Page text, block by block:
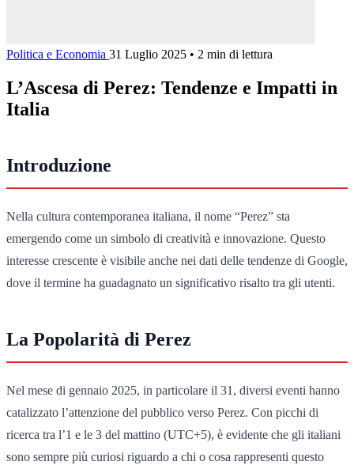
Politica e Economia 31 Luglio 2025 • 2 min di lettura
L’Ascesa di Perez: Tendenze e Impatti in
Italia
Introduzione
Nella cultura contemporanea italiana, il nome “Perez” sta
emergendo come un simbolo di creatività e innovazione. Questo
interesse crescente è visibile anche nei dati delle tendenze di Google,
dove il termine ha guadagnato un significativo risalto tra gli utenti.
La Popolarità di Perez
Nel mese di gennaio 2025, in particolare il 31, diversi eventi hanno
catalizzato l’attenzione del pubblico verso Perez. Con picchi di
ricerca tra l’1 e le 3 del mattino (UTC+5), è evidente che gli italiani
sono sempre più curiosi riguardo a chi o cosa rappresenti questo